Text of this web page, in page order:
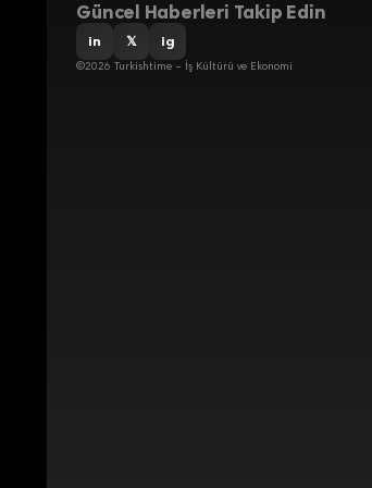
Güncel Haberleri Takip Edin
in 𝕏 ig
©2026 Turkishtime – İş Kültürü ve Ekonomi